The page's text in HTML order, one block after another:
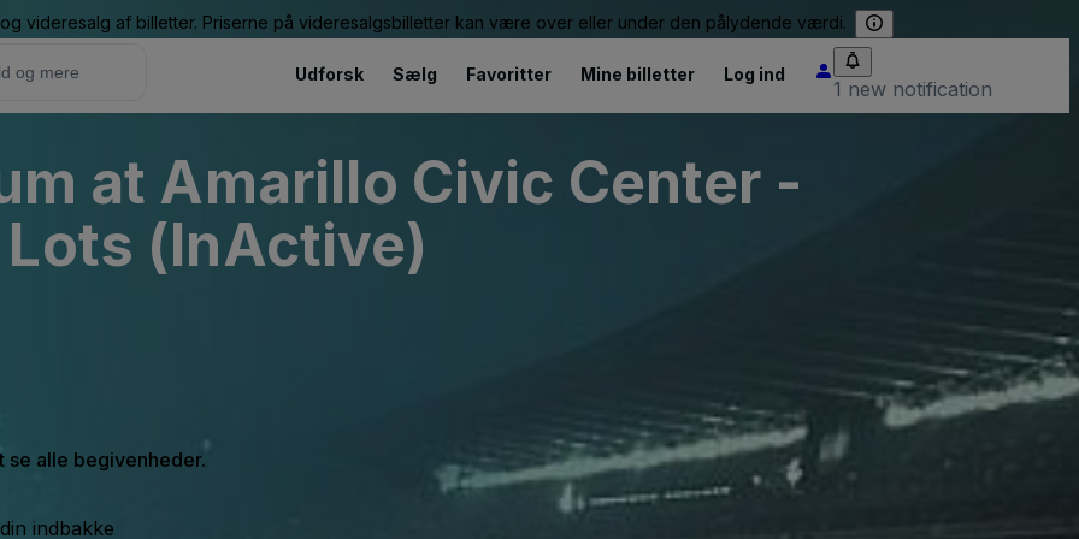
videresalg af billetter. Priserne på videresalgsbilletter kan være over eller under den pålydende værdi.
Udforsk Sælg Favoritter Mine billetter Log ind
1 new notification
at Amarillo Civic Center -
(InActive)
alle begivenheder.
indbakke